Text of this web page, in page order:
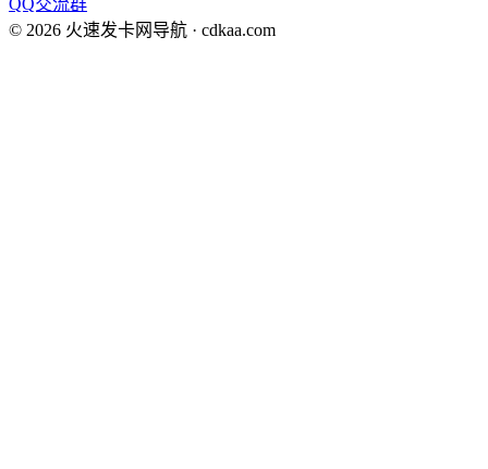
QQ交流群
© 2026 火速发卡网导航 · cdkaa.com